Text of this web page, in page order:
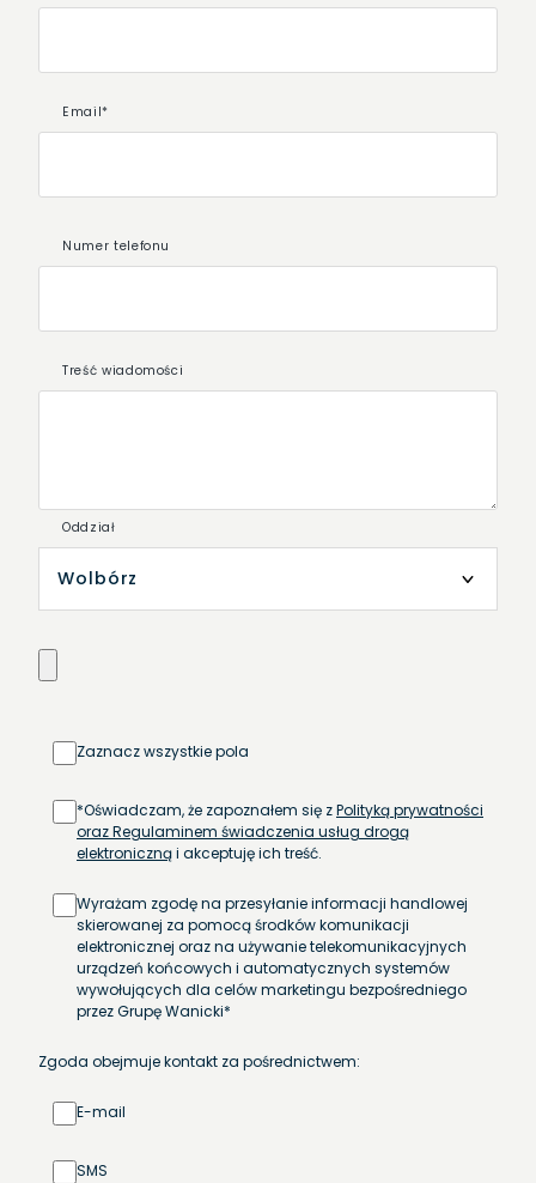
Email*
Numer telefonu
Treść wiadomości
Oddział
Zaznacz wszystkie pola
*Oświadczam, że zapoznałem się zPolityką prywatności
oraz Regulaminem świadczenia usług drogą
elektronicznąi akceptuję ich treść.
Wyrażam zgodę na przesyłanie informacji handlowej
skierowanej za pomocą środków komunikacji
elektronicznej oraz na używanie telekomunikacyjnych
urządzeń końcowych i automatycznych systemów
wywołujących dla celów marketingu bezpośredniego
przez Grupę Wanicki*
Zgoda obejmuje kontakt za pośrednictwem:
E-mail
SMS